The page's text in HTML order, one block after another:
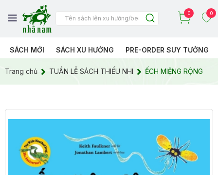
0 0
SÁCH MỚI SÁCH XU HƯỚNG PRE-ORDER SUY TƯỞNG
Trang chủ TUẦN LỄ SÁCH THIẾU NHI ẾCH MIỆNG RỘNG